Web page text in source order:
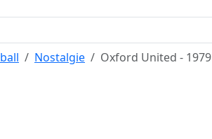
Nostalgie Oxford United - 1979